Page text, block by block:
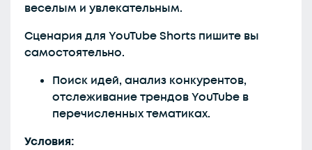
веселым и увлекательным.
Сценария для YouTube Shorts пишите вы
самостоятельно.
Поиск идей, анализ конкурентов,
отслеживание трендов YouTube в
перечисленных тематиках.
Условия: